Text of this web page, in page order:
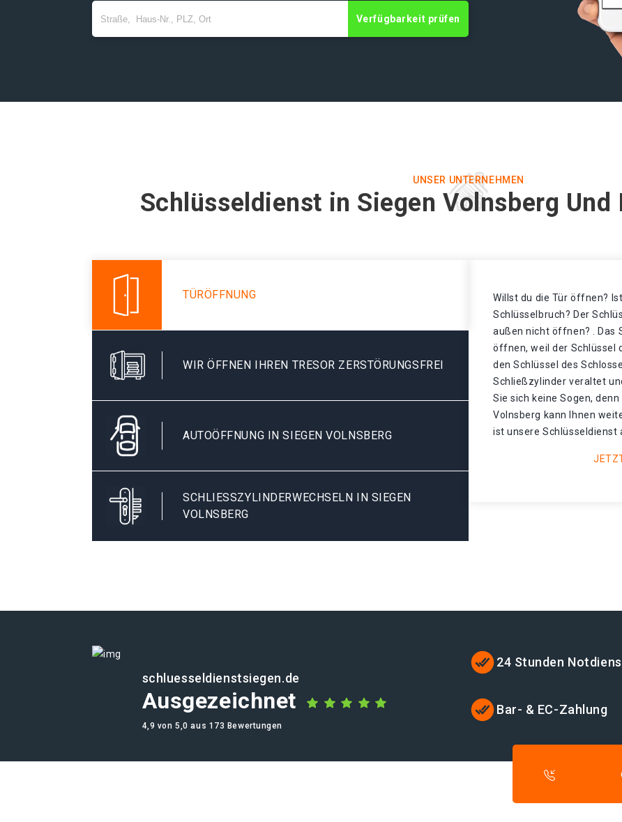
Verfügbarkeit prüfen
UNSER UNTERNEHMEN
Schlüsseldienst in Siegen Volnsberg Und
TÜRÖFFNUNG
WIR ÖFFNEN IHREN TRESOR ZERSTÖRUNGSFREI
AUTOÖFFNUNG IN SIEGEN VOLNSBERG
SCHLIESSZYLINDERWECHSELN IN SIEGEN V
OLNSBERG
Willst du die Tür öffnen?
Schlüsselbruch? Der
außen nicht öffnen? . Das
öffnen, weil der Schlüssel
den Schlüssel des
Schließzylinder veraltet
Sie sich keine Sogen,
Volnsberg kann Ihnen
ist unsere Schlüsseldienst
schluesseldienstsiegen.de
Ausgezeichnet
4,9 von 5,0 aus 173 Bewertungen
24 Stunden
Bar- & EC-Zahlung